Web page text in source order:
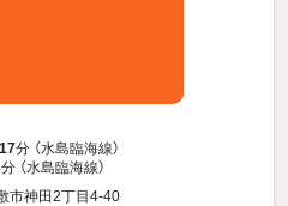
17分 （水島臨海線）
分 （水島臨海線）
市神田2丁目4-40